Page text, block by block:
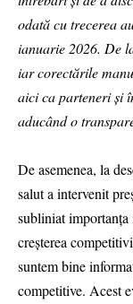
odată cu trecerea
ianuarie 2026. De
iar corectările
aici ca parteneri și
aducând o
De asemenea, la
salut a intervenit
subliniat
creșterea
suntem bine
competitive. Acest